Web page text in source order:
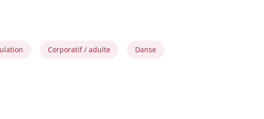
Corporatif / adulte Danse